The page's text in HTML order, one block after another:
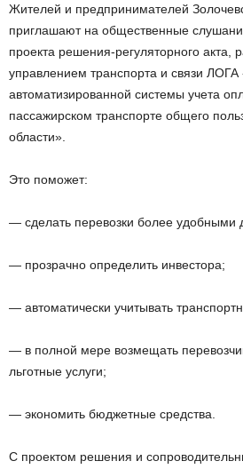
Жителей и предпринимателей
приглашают на общественные
проекта решения-регуляторного акта,
управлением транспорта и связи
автоматизированной системы учета
пассажирском транспорте общего
области».
Это поможет:
— сделать перевозки более удобными
— прозрачно определить инвестора;
— автоматически учитывать
— в полной мере возмещать
льготные услуги;
— экономить бюджетные средства.
С проектом решения и